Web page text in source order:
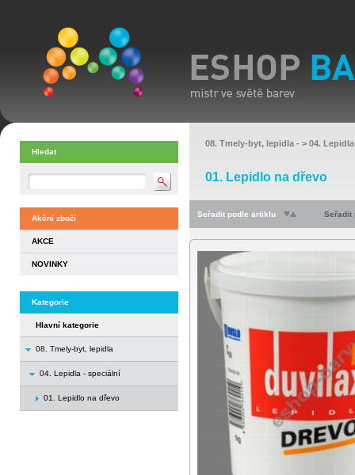
Hledat
Akční zboží
AKCE
NOVINKY
Kategorie
Hlavní kategorie
08. Tmely-byt, lepidla
04. Lepidla - speciální
01. Lepidlo na dřevo
08. Tmely-byt, lepidla - > 04.
01. Lepidlo na dřevo
Seřadit podle artiklu Seřadit